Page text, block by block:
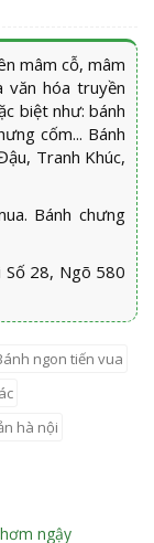
mâm cỗ, mâm
văn hóa truyền
biệt như: bánh
cốm... Bánh
Tranh Khúc,
Bánh chưng
Số 28, Ngõ 580
bánh ngon tiến vua
hà nội
ngậy